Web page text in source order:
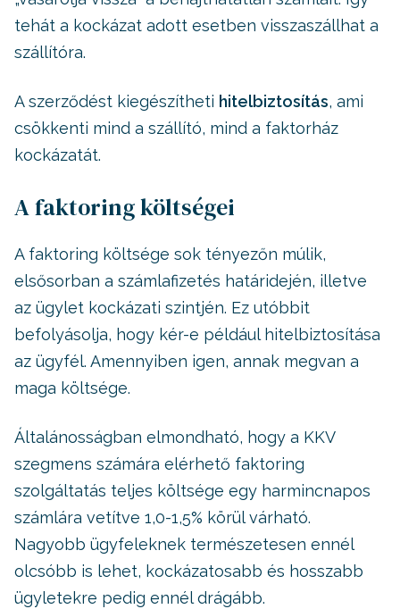
tehát a kockázat adott esetben visszaszállhat a
szállítóra.
A szerződést kiegészítheti hitelbiztosítás, ami
csökkenti mind a szállító, mind a faktorház
kockázatát.
A faktoring költségei
A faktoring költsége sok tényezőn múlik,
elsősorban a számlafizetés határidején, illetve
az ügylet kockázati szintjén. Ez utóbbit
befolyásolja, hogy kér-e például hitelbiztosítása
az ügyfél. Amennyiben igen, annak megvan a
maga költsége.
Általánosságban elmondható, hogy a KKV
szegmens számára elérhető faktoring
szolgáltatás teljes költsége egy harmincnapos
számlára vetítve 1,0-1,5% körül várható.
Nagyobb ügyfeleknek természetesen ennél
olcsóbb is lehet, kockázatosabb és hosszabb
ügyletekre pedig ennél drágább.